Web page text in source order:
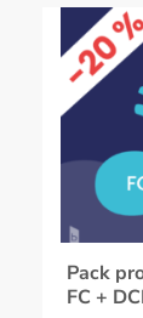
Pack
FC +